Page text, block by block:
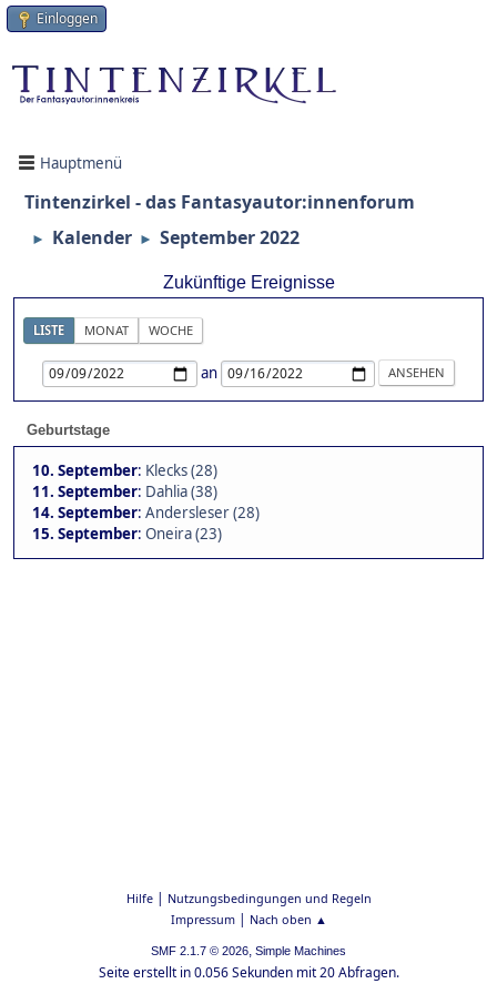
Einloggen
Hauptmenü
Tintenzirkel - das Fantasyautor:innenforum
► Kalender ► September 2022
Zukünftige Ereignisse
LISTE MONAT WOCHE
an
Geburtstage
10. September: Klecks (28)
11. September: Dahlia (38)
14. September: Andersleser (28)
15. September: Oneira (23)
Hilfe| Nutzungsbedingungen und Regeln
Impressum| Nach oben ▲
SMF 2.1.7 © 2026, Simple Machines
Seite erstellt in 0.056 Sekunden mit 20 Abfragen.